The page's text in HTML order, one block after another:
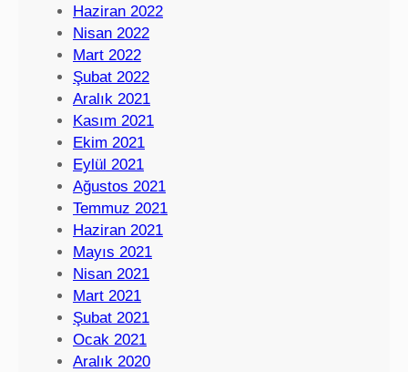
Haziran 2022
Nisan 2022
Mart 2022
Şubat 2022
Aralık 2021
Kasım 2021
Ekim 2021
Eylül 2021
Ağustos 2021
Temmuz 2021
Haziran 2021
Mayıs 2021
Nisan 2021
Mart 2021
Şubat 2021
Ocak 2021
Aralık 2020